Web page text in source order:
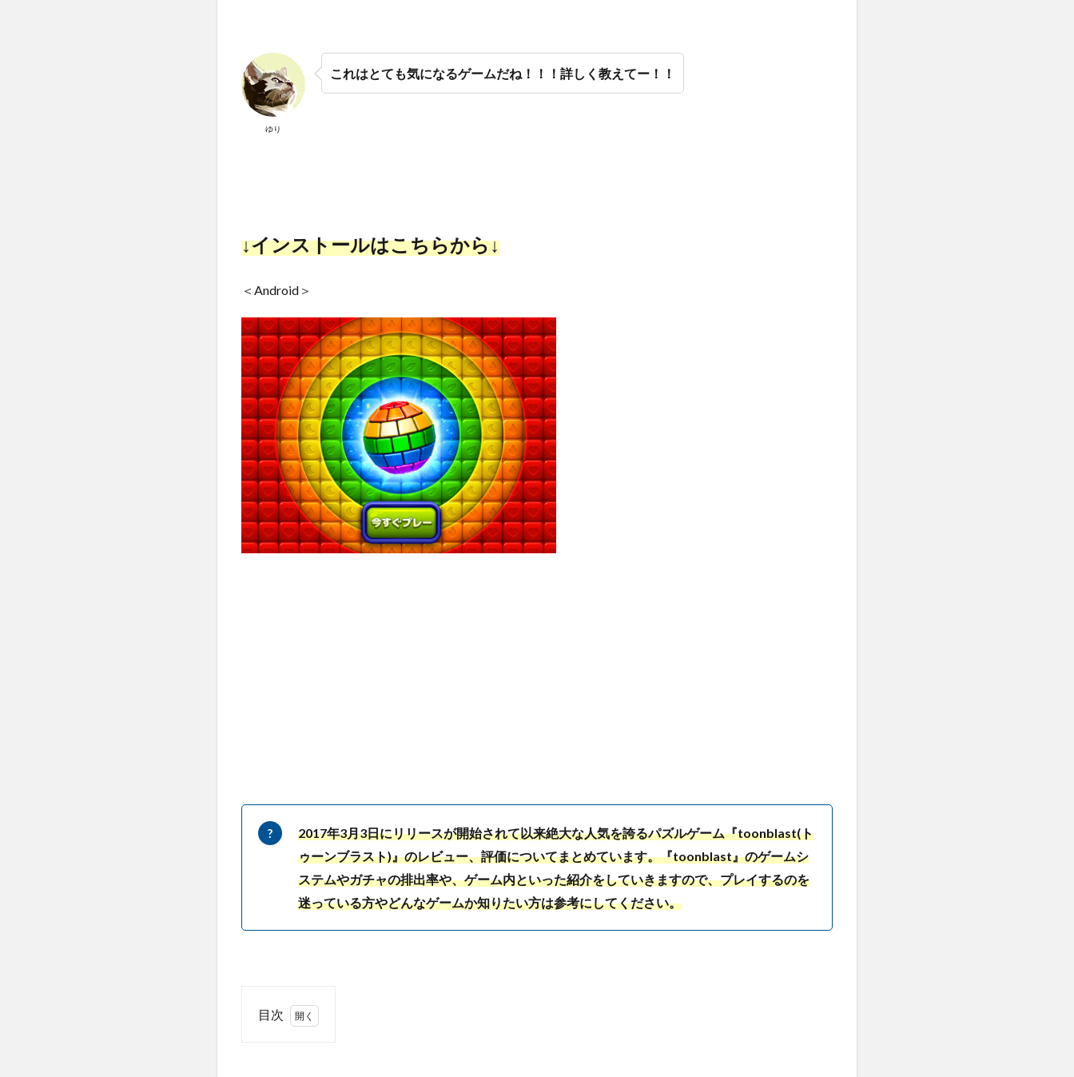
ゆり
これはとても気になるゲームだね！！！詳しく教えてー！！
↓インストールはこちらから↓
＜Android＞
2017年3月3日にリリースが開始されて以来絶大な人気を誇るパズルゲーム『toonblast(ト
ゥーンブラスト)』のレビュー、評価についてまとめています。『toonblast』のゲームシ
ステムやガチャの排出率や、ゲーム内といった紹介をしていきますので、プレイするのを
迷っている方やどんなゲームか知りたい方は参考にしてください。
目次